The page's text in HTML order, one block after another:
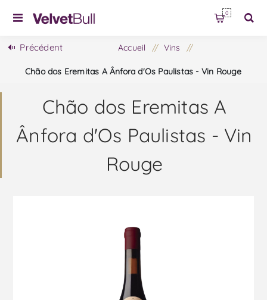
0
Précédent Accueil / Vins /
Chão dos Eremitas A Ânfora d'Os Paulistas - Vin Rouge
Chão dos Eremitas A
Ânfora d'Os Paulistas - Vin
Rouge